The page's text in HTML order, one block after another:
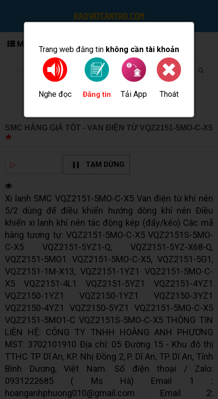
Trang web đăng tin không cần tài khoản
Nghe đọc Đăng tin Tải App Thoát
MENU
SMC HÀNG GIÁ TỐT - VAN ĐIỆN TỪ VQZ2151-5MO-C-X5
★
▷ TẠM DỪNG
Xi lanh SMC VQZ2151-5MO-C-X5 Van điện từ khí nén
5/2 dùng để điều khiển hướng dòng khí nén Điều
khiển xi lanh khí nén tác động kép (đẩy/kéo) Các mã
hàng tương tự: VQZ2151-5MO-C-X5 VQZ2151S-5MO-
C-X5 VQZ2151-5YZ1-Q, VQZ2151-5YZ-X68-Q,
VQZ2151-5MO1 VQZ2151-5MO-C-X5, VQZ2151-5G1,
VQZ2151-1M-X13, VQZ2151-1YZ1 VQZ2151-5MO-C-
X5 VQZ2151-4L1 VQZ2151-5YZ1 VQZ2151-4YZ1
VQZ2150-1YZ1 VQZ2150-1YZ1 VQZ2150-3YZ1
VQZ2150-4YZ1 VQZ2150-5YZ1 VQZ2151-5MO-C-X5
VQZ2151-5MO1-C VQZ2151S-5MO-C-X5 THÔNG TIN
LIÊN HỆ: CÔNG TY TNHH HOÀNG ANH PHƯƠNG
MST: 3702101910 Địa chỉ: 05 Đường 15 - Khu đô thị
TTHC TP Dĩ An, KP. Nhị Đồng 2, P. Dĩ An, TP. Dĩ An, Tỉnh
Bình Dương, Việt Nam. Số điện thoại / Zalo:
0931222685 ( Ms Hà) Email 1 :
hoanganhphuong010@gmail.com Email 2: